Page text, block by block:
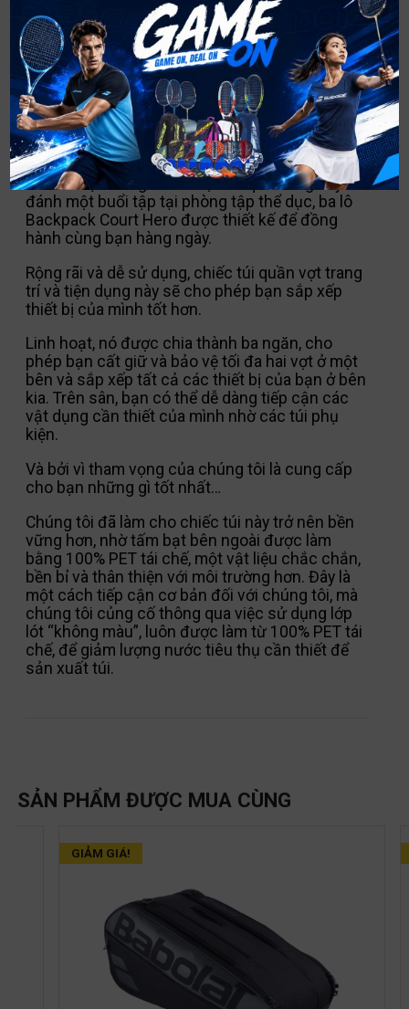
giúp bạn dễ dàng tìm thấy những gì bạn đang
tìm kiếm.
MÔ TẢ
Cho dù bạn đang đánh một vài quả bóng hay
đánh một buổi tập tại phòng tập thể dục, ba lô
Backpack Court Hero được thiết kế để đồng
hành cùng bạn hàng ngày.
Rộng rãi và dễ sử dụng, chiếc túi quần vợt trang
trí và tiện dụng này sẽ cho phép bạn sắp xếp
thiết bị của mình tốt hơn.
Linh hoạt, nó được chia thành ba ngăn, cho
phép bạn cất giữ và bảo vệ tối đa hai vợt ở một
bên và sắp xếp tất cả các thiết bị của bạn ở bên
kia. Trên sân, bạn có thể dễ dàng tiếp cận các
vật dụng cần thiết của mình nhờ các túi phụ
kiện.
Và bởi vì tham vọng của chúng tôi là cung cấp
cho bạn những gì tốt nhất…
Chúng tôi đã làm cho chiếc túi này trở nên bền
vững hơn, nhờ tấm bạt bên ngoài được làm
bằng 100% PET tái chế, một vật liệu chắc chắn,
bền bỉ và thân thiện với môi trường hơn. Đây là
một cách tiếp cận cơ bản đối với chúng tôi, mà
chúng tôi củng cố thông qua việc sử dụng lớp
lót “không màu”, luôn được làm từ 100% PET tái
chế, để giảm lượng nước tiêu thụ cần thiết để
sản xuất túi.
SẢN PHẨM ĐƯỢC MUA CÙNG
GIẢM GIÁ!